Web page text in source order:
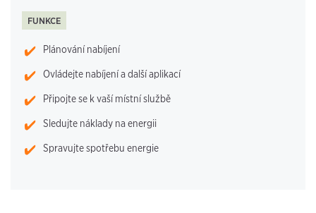
FUNKCE
Plánování nabíjení
Ovládejte nabíjení a další aplikací
Připojte se k vaší místní službě
Sledujte náklady na energii
Spravujte spotřebu energie